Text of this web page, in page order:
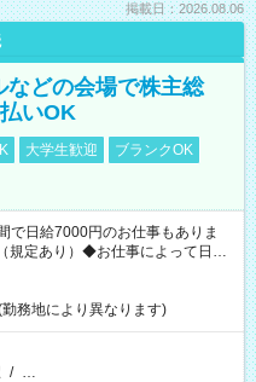
掲載日：2026.08.06
などの会場で株主総
いOK
大学生歓迎
ブランクOK
日給7000円のお仕事もありま
定あり）◆お仕事によって日給
務地により異なります)
/ …